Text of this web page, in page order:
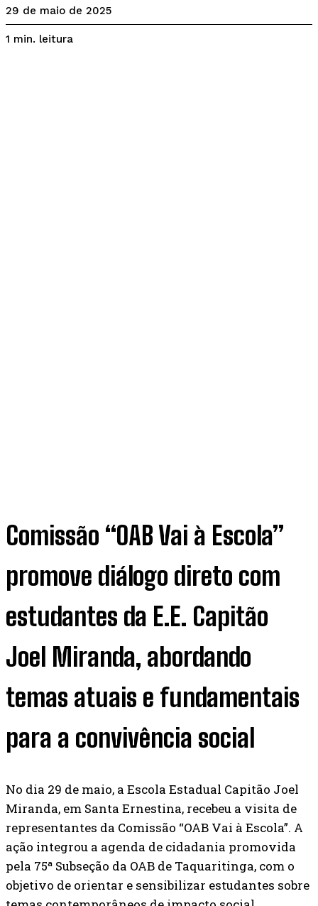
29 de maio de 2025
1 min. leitura
Comissão “OAB Vai à Escola”
promove diálogo direto com
estudantes da E.E. Capitão
Joel Miranda, abordando
temas atuais e fundamentais
para a convivência social
No dia 29 de maio, a Escola Estadual Capitão Joel
Miranda, em Santa Ernestina, recebeu a visita de
representantes da Comissão “OAB Vai à Escola”. A
ação integrou a agenda de cidadania promovida
pela 75ª Subseção da OAB de Taquaritinga, com o
objetivo de orientar e sensibilizar estudantes sobre